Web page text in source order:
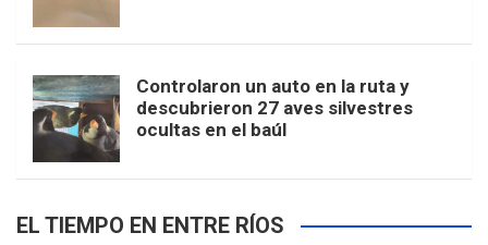
Controlaron un auto en la ruta y
descubrieron 27 aves silvestres
ocultas en el baúl
EL TIEMPO EN ENTRE RÍOS